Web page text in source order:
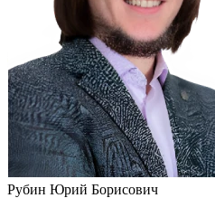
Рубин Юрий Борисович